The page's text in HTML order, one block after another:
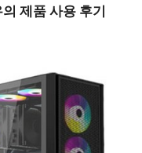
제품 사용 후기